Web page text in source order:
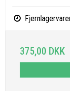
375,00 DKK